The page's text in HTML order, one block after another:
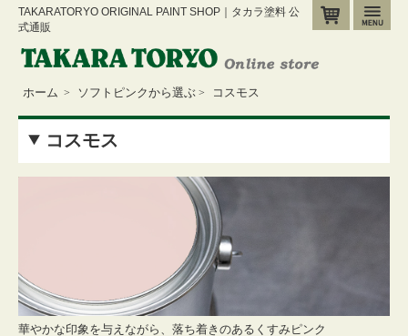
カート
TAKARATORYO ORIGINAL PAINT SHOP｜タカラ塗料 公
式通販
ホーム > ソフトピンクから選ぶ > コスモス
コスモス
華やかな印象を与えながら、落ち着きのあるくすみピンク